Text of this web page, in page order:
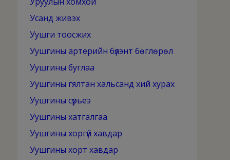
Усанд живэх
Уушги тоосжих
Уушгины артерийн бүлэнт бөглөрөл
Уушгины буглаа
Уушгины гялтан хальсанд хий хурах
Уушгины сүрьеэ
Уушгины хатгалгаа
Уушгины хоргүй хавдар
Уушгины хорт хавдар